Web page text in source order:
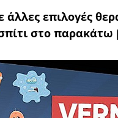
άλλες επιλογές
στο παρακάτω